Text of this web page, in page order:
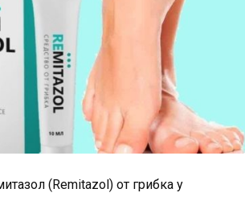
(Remitazol) от грибка у